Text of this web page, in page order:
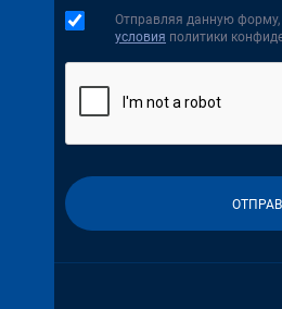
Отправляя данную
условия политики